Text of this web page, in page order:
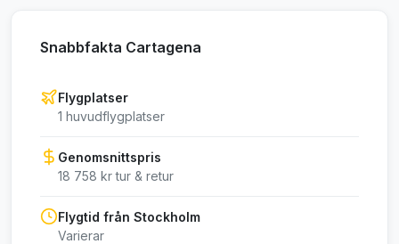
Snabbfakta Cartagena
Flygplatser
1 huvudflygplatser
Genomsnittspris
18 758 kr tur & retur
Flygtid från Stockholm
Varierar